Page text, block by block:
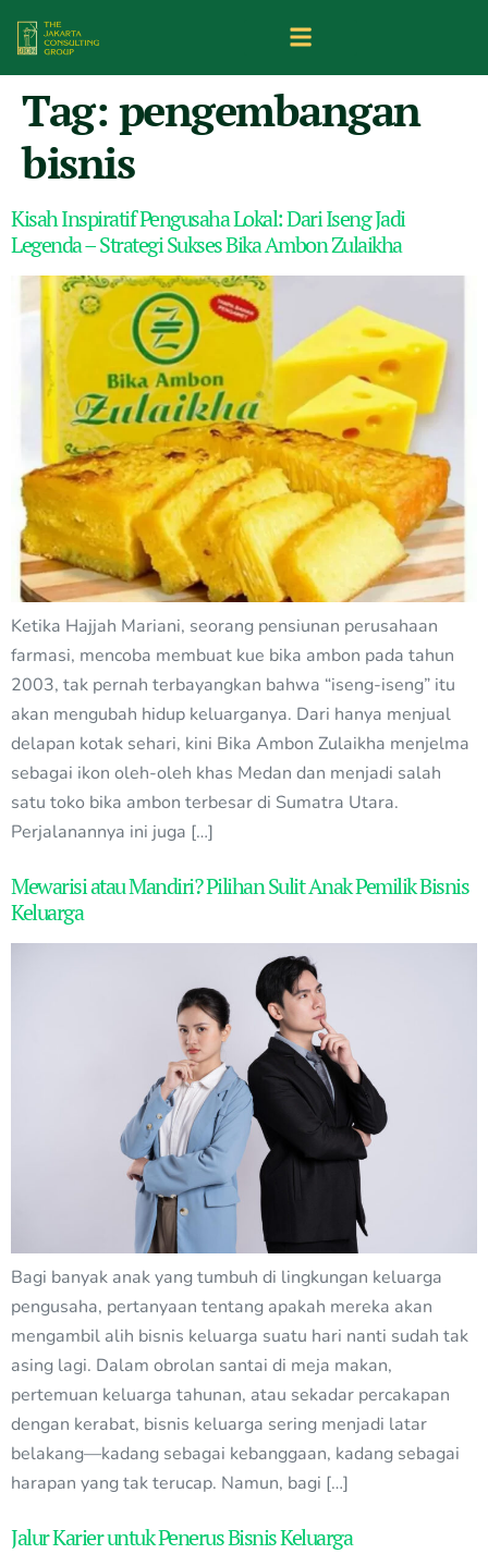
Tag: pengembangan
bisnis
Kisah Inspiratif Pengusaha Lokal: Dari Iseng Jadi
Legenda – Strategi Sukses Bika Ambon Zulaikha
Ketika Hajjah Mariani, seorang pensiunan perusahaan
farmasi, mencoba membuat kue bika ambon pada tahun
2003, tak pernah terbayangkan bahwa “iseng-iseng” itu
akan mengubah hidup keluarganya. Dari hanya menjual
delapan kotak sehari, kini Bika Ambon Zulaikha menjelma
sebagai ikon oleh-oleh khas Medan dan menjadi salah
satu toko bika ambon terbesar di Sumatra Utara.
Perjalanannya ini juga […]
Mewarisi atau Mandiri? Pilihan Sulit Anak Pemilik Bisnis
Keluarga
Bagi banyak anak yang tumbuh di lingkungan keluarga
pengusaha, pertanyaan tentang apakah mereka akan
mengambil alih bisnis keluarga suatu hari nanti sudah tak
asing lagi. Dalam obrolan santai di meja makan,
pertemuan keluarga tahunan, atau sekadar percakapan
dengan kerabat, bisnis keluarga sering menjadi latar
belakang—kadang sebagai kebanggaan, kadang sebagai
harapan yang tak terucap. Namun, bagi […]
Jalur Karier untuk Penerus Bisnis Keluarga